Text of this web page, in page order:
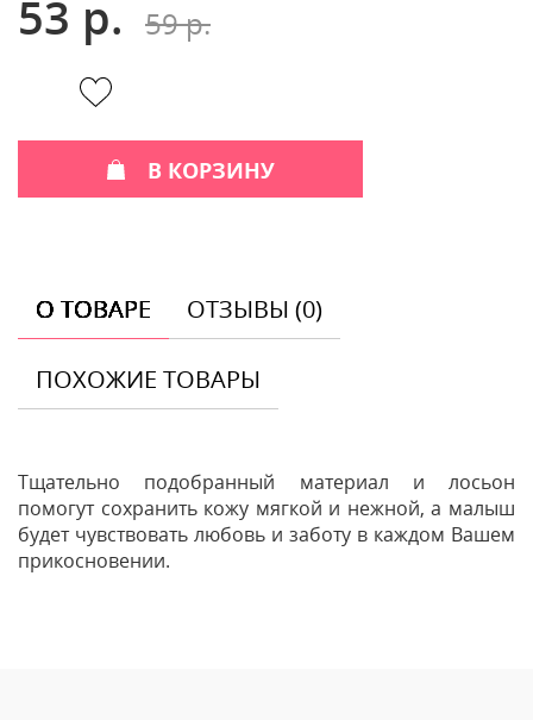
53 р. 59 р.
В КОРЗИНУ
О ТОВАРЕ ОТЗЫВЫ (0)
ПОХОЖИЕ ТОВАРЫ
Тщательно подобранный материал и лосьон
помогут сохранить кожу мягкой и нежной, а малыш
будет чувствовать любовь и заботу в каждом Вашем
прикосновении.